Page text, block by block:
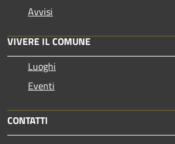
Avvisi
VIVERE IL COMUNE
Luoghi
Eventi
CONTATTI